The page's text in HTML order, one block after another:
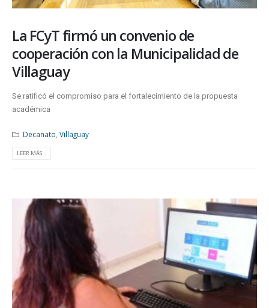
La FCyT firmó un convenio de
cooperación con la Municipalidad de
Villaguay
Se ratificó el compromiso para el fortalecimiento de la propuesta
académica
Decanato Villaguay
LEER MÁS...